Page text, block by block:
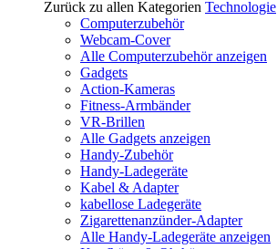
Zurück zu allen Kategorien Technologie
Computerzubehör
Webcam-Cover
Alle Computerzubehör anzeigen
Gadgets
Action-Kameras
Fitness-Armbänder
VR-Brillen
Alle Gadgets anzeigen
Handy-Zubehör
Handy-Ladegeräte
Kabel & Adapter
kabellose Ladegeräte
Zigarettenanzünder-Adapter
Alle Handy-Ladegeräte anzeigen